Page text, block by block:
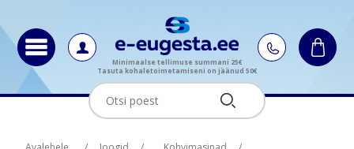
Minimaalse tellimuse summani 25€
Tasuta kohaletoimetamiseni on jäänud 50€